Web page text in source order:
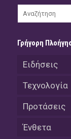
Γρήγορη
Ειδήσεις
Τεχνολογία
Προτάσεις
Ένθετα